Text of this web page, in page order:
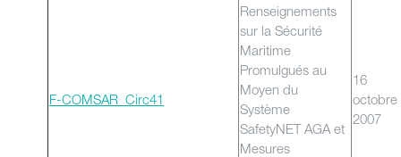
F-COMSAR_Circ41
Renseignements
sur la Sécurité
Maritime
Promulgués au
Moyen du
Système
SafetyNET AGA et
Mesures
16
octobre
2007